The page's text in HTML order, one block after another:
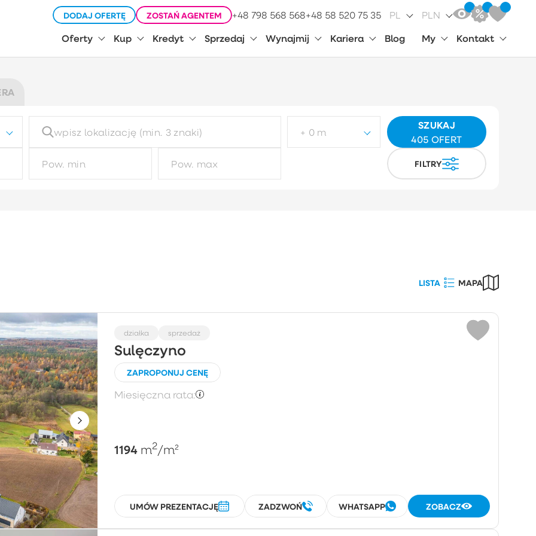
DODAJ OFERTĘ ZOSTAŃ AGENTEM +48 798 568 568+48 58 520 75 35 PL PLN
Oferty Kup Kredyt Sprzedaj Wynajmij Kariera Blog My Kontakt
+ 0 m
SZUKAJ
405 OFERT
FILTRY
Cena za m²
Piętro
Wybierz
LISTA MAPA
działka sprzedaż
Sulęczyno
ZAPROPONUJ CENĘ
Miesięczna rata:
1194 m2/m²
UMÓW PREZENTACJĘ ZADZWOŃ WHATSAPP ZOBACZ